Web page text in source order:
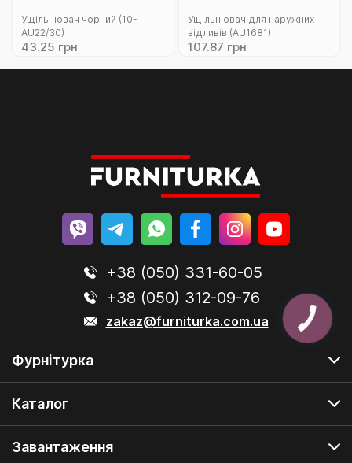
Ущільнювач чорний (10-
AU22/30)
43.25 грн
Ущільнювач для наружних
відливів (AU1681)
107.87 грн
+38 (050) 331-60-05
+38 (050) 312-09-76
zakaz@furniturka.com.ua
Фурнітурка
Каталог
Завантаження